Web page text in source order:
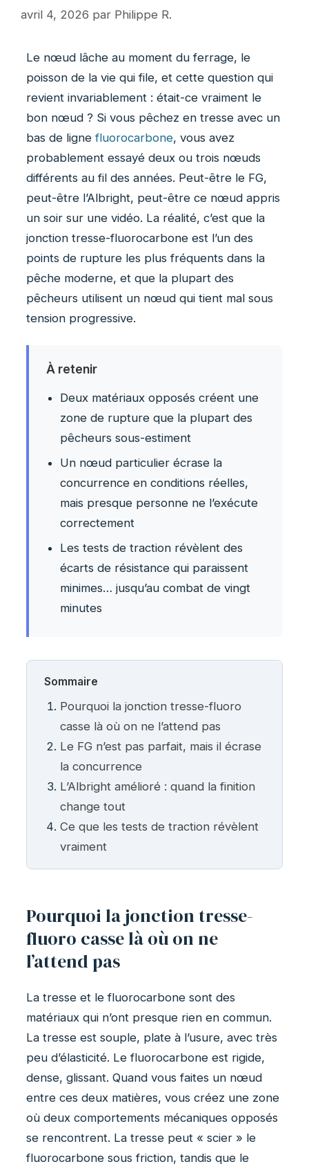
avril 4, 2026 par Philippe R.
Le nœud lâche au moment du ferrage, le
poisson de la vie qui file, et cette question qui
revient invariablement : était-ce vraiment le
bon nœud ? Si vous pêchez en tresse avec un
bas de lignefluorocarbone, vous avez
probablement essayé deux ou trois nœuds
différents au fil des années. Peut-être le FG,
peut-être l’Albright, peut-être ce nœud appris
un soir sur une vidéo. La réalité, c’est que la
jonction tresse-fluorocarbone est l’un des
points de rupture les plus fréquents dans la
pêche moderne, et que la plupart des
pêcheurs utilisent un nœud qui tient mal sous
tension progressive.
À retenir
Deux matériaux opposés créent une
zone de rupture que la plupart des
pêcheurs sous-estiment
Un nœud particulier écrase la
concurrence en conditions réelles,
mais presque personne ne l’exécute
correctement
Les tests de traction révèlent des
écarts de résistance qui paraissent
minimes… jusqu’au combat de vingt
minutes
Sommaire
Pourquoi la jonction tresse-fluoro
casse là où on ne l’attend pas
Le FG n’est pas parfait, mais il écrase
la concurrence
L’Albright amélioré : quand la finition
change tout
Ce que les tests de traction révèlent
vraiment
Pourquoi la jonction tresse-
fluoro casse là où on ne
l’attend pas
La tresse et le fluorocarbone sont des
matériaux qui n’ont presque rien en commun.
La tresse est souple, plate à l’usure, avec très
peu d’élasticité. Le fluorocarbone est rigide,
dense, glissant. Quand vous faites un nœud
entre ces deux matières, vous créez une zone
où deux comportements mécaniques opposés
se rencontrent. La tresse peut « scier » le
fluorocarbone sous friction, tandis que le